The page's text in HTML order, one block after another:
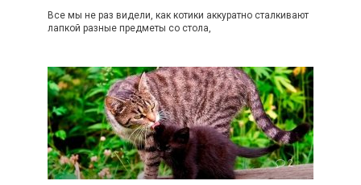
Все мы не раз видели, как котики аккуратно сталкивают
лапкой разные предметы со стола,
2